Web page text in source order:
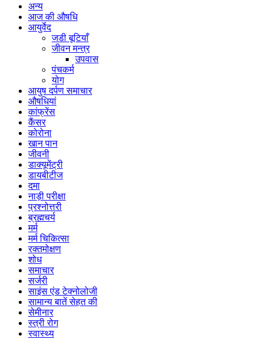
अन्य
आज की औषधि
आयुर्वेद
जडी बूटियाँ
जीवन मन्त्र
उपवास
पंचकर्म
योग
आयुष दर्पण समाचार
औषधियां
कांफ्रेंस
कैंसर
कोरोना
खान पान
जीवनी
डाक्यूमेंट्री
डायबीटीज
दमा
नाड़ी परीक्षा
प्रश्नोत्तरी
ब्रह्मचर्य
मर्म
मर्म चिकित्सा
रक्तमोक्षण
शोध
समाचार
सर्जरी
साइंस एंड टेक्नोलोजी
सामान्य बातें सेहत की
सेमीनार
स्त्री रोग
स्वास्थ्य